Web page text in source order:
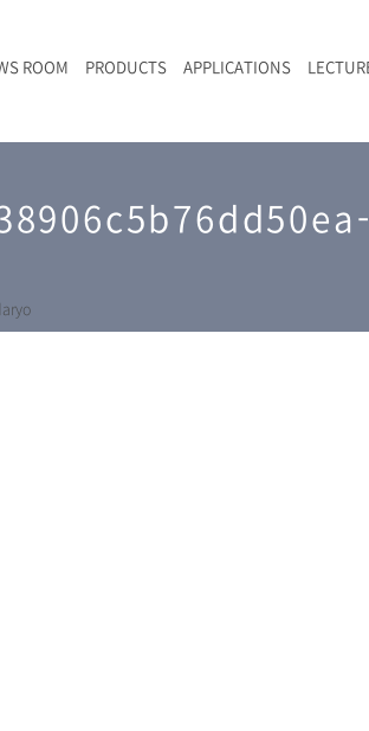
ROOM PRODUCTS
LIBcell charge | 充放電in-situラマン測定用
APPLICATIONS
ポリマー（高分子）・樹脂
オンラインセミナー
アクセス